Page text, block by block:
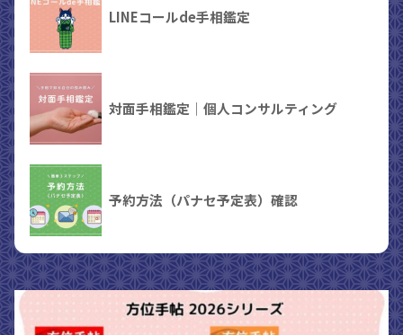
LINEコールde手相鑑定
対面手相鑑定｜個人コンサルティング
予約方法（パナセ予定表）確認